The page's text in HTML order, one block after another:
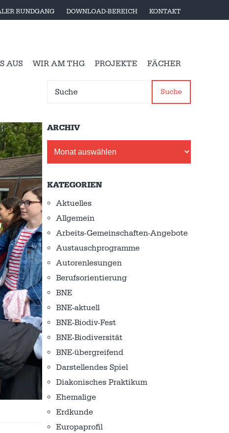
RUNDGANG DOWNLOAD-BEREICH KONTAKT
AUS WIR AM THG PROJEKTE FÄCHER
Suche
ARCHIV
KATEGORIEN
Aktuelles
Allgemein
Arbeits-Gemeinschaften-Angebote
Austausch­programme
Autorenlesungen
Berufsorientierung
BNE
BNE-aktuell
BNE-Biodiv-Fest
BNE-Biodiversität
BNE-übergreifend
Darstellendes Spiel
Diakonisches Praktikum
Ehemalige
Erdkunde
Europaprofil